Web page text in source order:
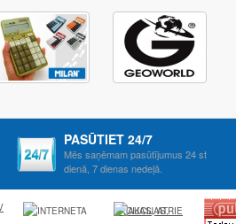
PASŪTIET 24/7
Mēs saņēmam pasūtījumus 24 st
dienā, 7 dienas nedeļā.
AKCIJAS, ATRIE